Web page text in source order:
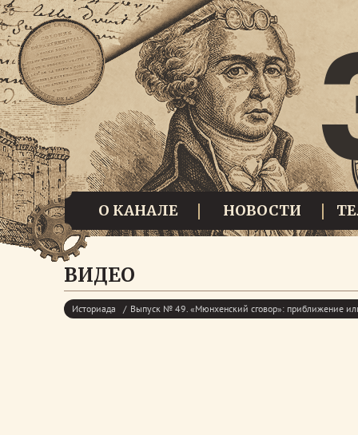
О КАНАЛЕ НОВОСТИ
ВИДЕО
Историада Выпуск № 49. «Мюнхенский сговор»: приближение